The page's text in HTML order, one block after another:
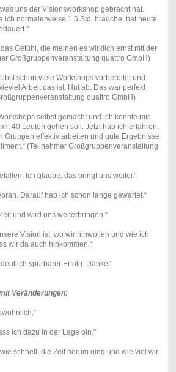
uns der Visionsworkshop gebracht hat.
ich normalerweise 1,5 Std. brauche, hat heute
das Gefühl, die meinen es wirklich ernst mit der
Großgruppenveranstaltung quattro GmbH)
schon viele Workshops vorbereitet und
Arbeit das ist. Hut ab. Das war perfekt
quattro GmbH)
selbst gemacht und ich konnte mir
40 Leuten gehen soll. Jetzt hab ich erfahren,
Gruppen effektiv arbeiten und gute Ergebnisse
(Teilnehmer Großgruppenveranstaltung
Ich glaube, das bringt uns weiter.“
Darauf hab ich schon lange gewartet.“
und wird uns weiterbringen.“
Vision ist, wo wir hinwollen und wie ich
wir da auch hinkommen.“
spürbarer Erfolg. Danke!"
Veränderungen:
ich dazu in der Lage bin."
schnell, die Zeit herum ging und wie viel wir